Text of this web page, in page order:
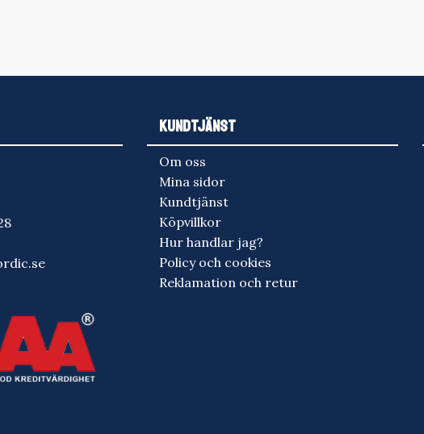
KUNDTJÄNST
Om oss
Mina sidor
Kundtjänst
Köpvillkor
Hur handlar jag?
Policy och cookies
Reklamation och retur